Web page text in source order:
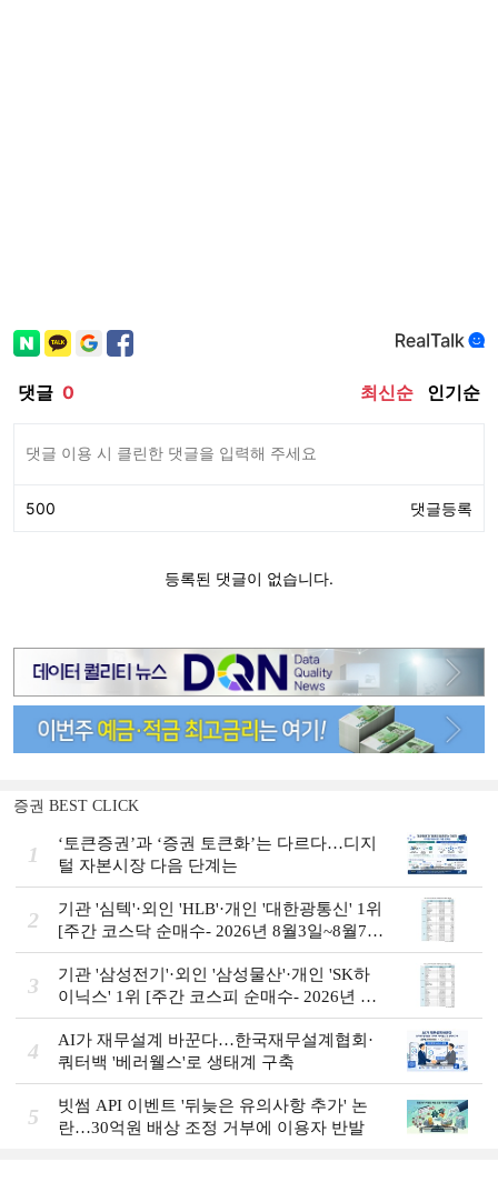
증권 BEST CLICK
1
‘토큰증권’과 ‘증권 토큰화’는 다르다…디지
털 자본시장 다음 단계는
2
기관 '심텍'·외인 'HLB'·개인 '대한광통신' 1위
[주간 코스닥 순매수- 2026년 8월3일~8월7
일]
3
기관 '삼성전기'·외인 '삼성물산'·개인 'SK하
이닉스' 1위 [주간 코스피 순매수- 2026년 8
월3일~8월7일]
4
AI가 재무설계 바꾼다…한국재무설계협회·
쿼터백 '베러웰스'로 생태계 구축
5
빗썸 API 이벤트 '뒤늦은 유의사항 추가' 논
란…30억원 배상 조정 거부에 이용자 반발